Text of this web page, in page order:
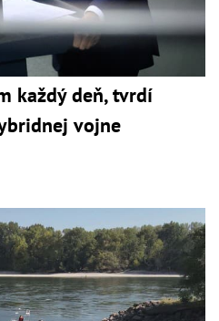
každý deň, tvrdí
vojne